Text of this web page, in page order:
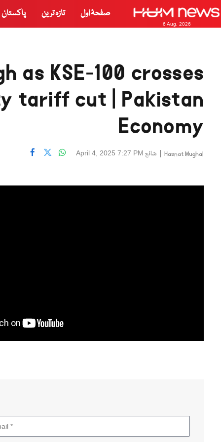
6 Aug, 2026
صفحۂ اول تازہ ترین پاکستان
as KSE-100 crosses
tariff cut | Pakistan
Economy
Hasnat Mughal
| شائع April 4, 2025 7:27 PM